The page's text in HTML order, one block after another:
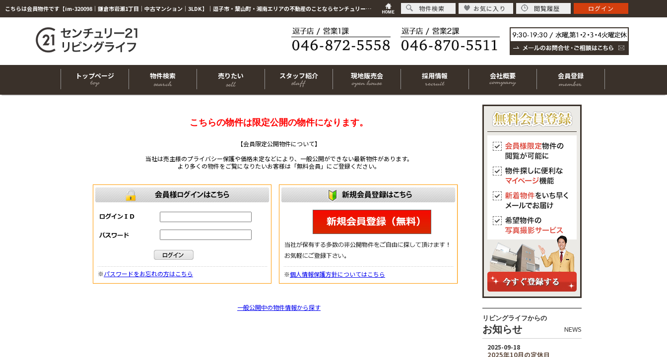
こちらは会員物件です【im-320098｜鎌倉市岩瀬1丁目｜中古マンション｜3LDK】｜逗子市・葉山町・湘南エリアの不動産のことならセンチュリー21リビングライフにお任せください！
トップページ 物件検索 売りたい スタッフ紹介 現地販売会 採用情報 会社概要 会員登録
こちらの物件は限定公開の物件になります。
【会員限定公開物件について】
当社は売主様のプライバシー保護や価格未定などにより、一般公開ができない最新物件があります。
より多くの物件をご覧になりたいお客様は「無料会員」にご登録ください。
※パスワードをお忘れの方はこちら ※個人情報保護方針についてはこちら
一般公開中の物件情報から探す
リビングライフからの
お知らせ NEWS
物件検索 お気に入り 閲覧履歴 ログイン